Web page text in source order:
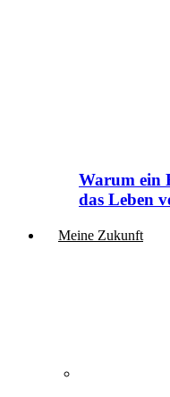
Warum ein
das Leben
Meine Zukunft